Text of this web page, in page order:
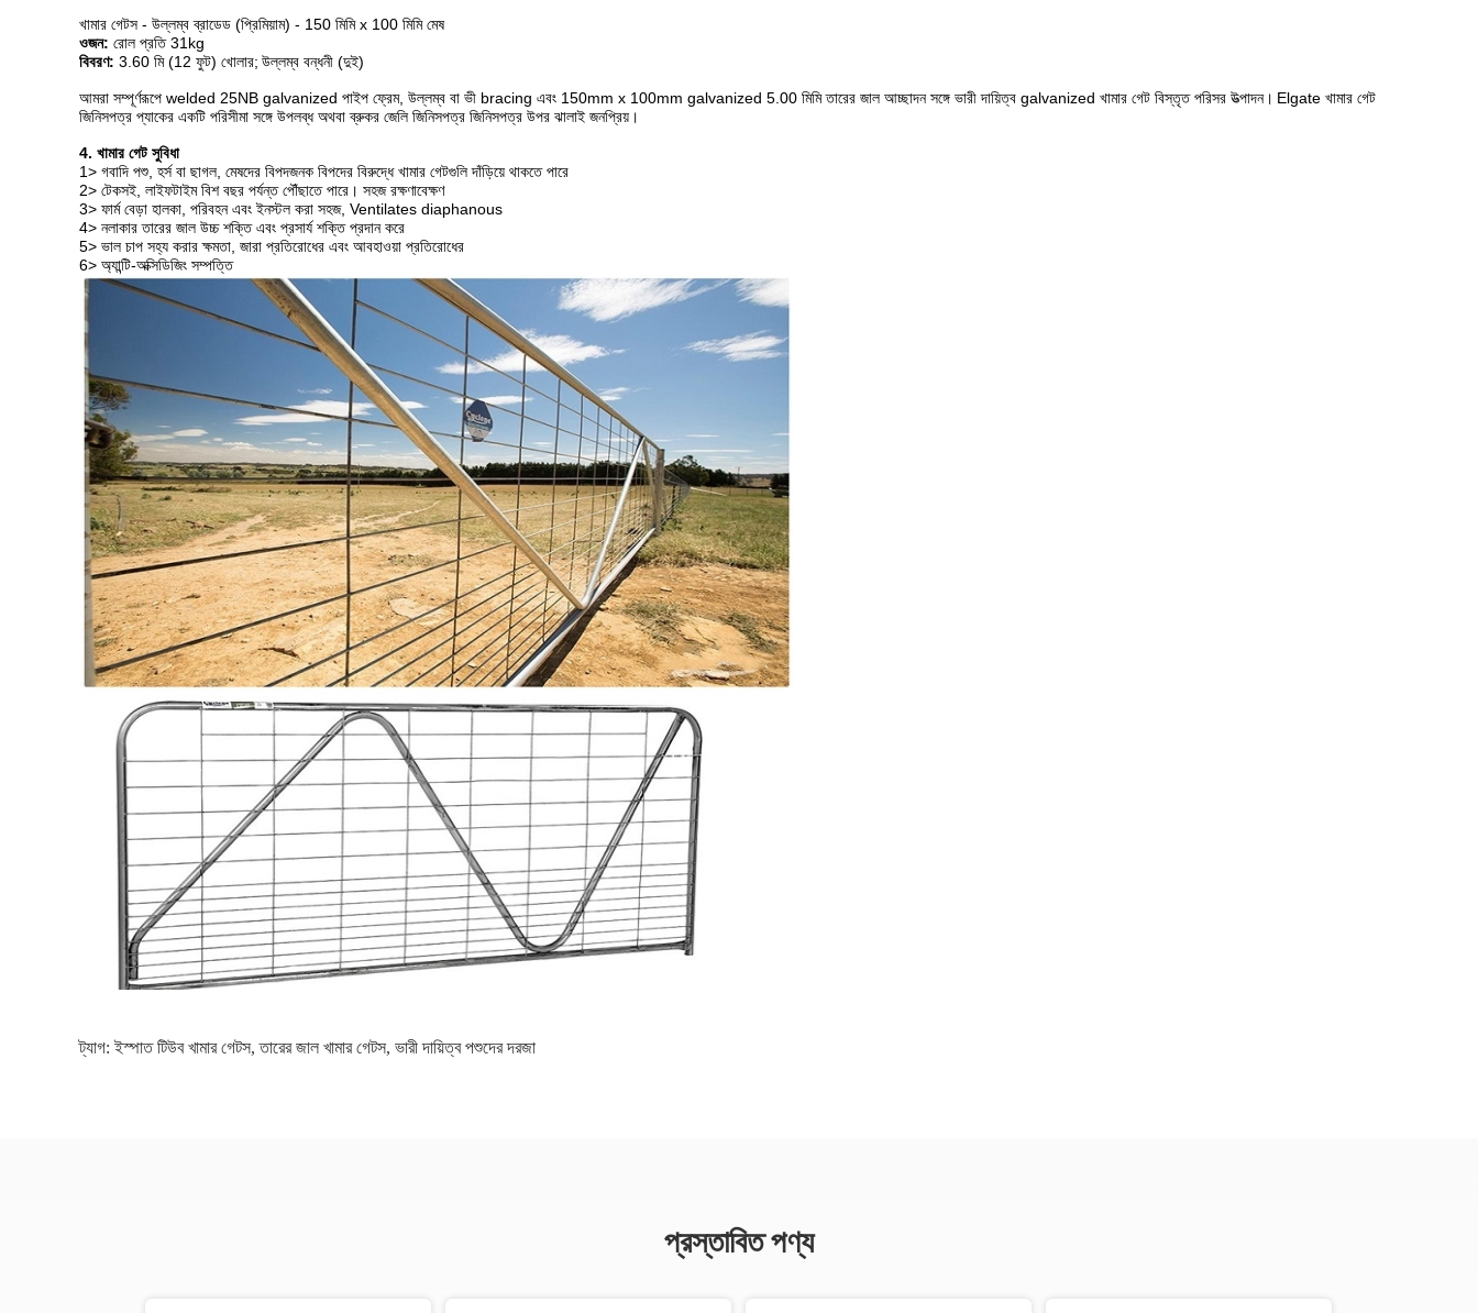
খামার গেটস - উল্লম্ব ব্রাডেড (প্রিমিয়াম) - 150 মিমি x 100 মিমি মেষ
ওজন: রোল প্রতি 31kg
বিবরণ: 3.60 মি (12 ফুট) খোলার; উল্লম্ব বন্ধনী (দুই)
আমরা সম্পূর্ণরূপে welded 25NB galvanized পাইপ ফ্রেম, উল্লম্ব বা ভী bracing এবং 150mm x 100mm galvanized 5.00 মিমি তারের জাল আচ্ছাদন সঙ্গে ভারী দায়িত্ব galvanized খামার গেট বিস্তৃত পরিসর উত্পাদন। Elgate খামার গেট
জিনিসপত্র প্যাকের একটি পরিসীমা সঙ্গে উপলব্ধ অথবা ব্রুকর জেলি জিনিসপত্র জিনিসপত্র উপর ঝালাই জনপ্রিয়।
4. খামার গেট সুবিধা
1> গবাদি পশু, হর্স বা ছাগল, মেষদের বিপদজনক বিপদের বিরুদ্ধে খামার গেটগুলি দাঁড়িয়ে থাকতে পারে
2> টেকসই, লাইফটাইম বিশ বছর পর্যন্ত পৌঁছাতে পারে। সহজ রক্ষণাবেক্ষণ
3> ফার্ম বেড়া হালকা, পরিবহন এবং ইনস্টল করা সহজ, Ventilates diaphanous
4> নলাকার তারের জাল উচ্চ শক্তি এবং প্রসার্য শক্তি প্রদান করে
5> ভাল চাপ সহ্য করার ক্ষমতা, জারা প্রতিরোধের এবং আবহাওয়া প্রতিরোধের
6> অ্যান্টি-অক্সিডিজিং সম্পত্তি
ট্যাগ:ইস্পাত টিউব খামার গেটস, তারের জাল খামার গেটস, ভারী দায়িত্ব পশুদের দরজা
প্রস্তাবিত পণ্য